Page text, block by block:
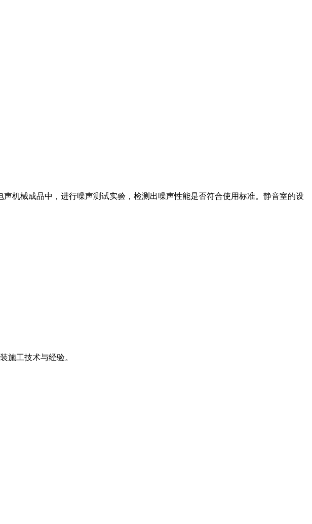
机械成品中，进行噪声测试实验，检测出噪声性能是否符合使用标准。静音室的设
施工技术与经验。